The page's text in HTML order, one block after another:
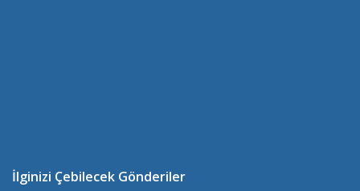
İlginizi Çebilecek Gönderiler